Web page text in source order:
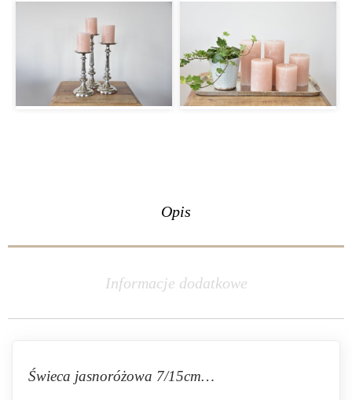
Opis
Informacje dodatkowe
Świeca jasnoróżowa 7/15cm…